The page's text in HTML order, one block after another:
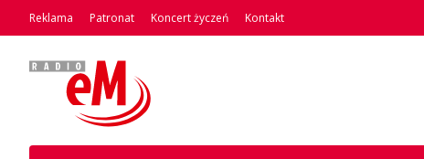
Reklama Patronat Koncert życzeń Kontakt